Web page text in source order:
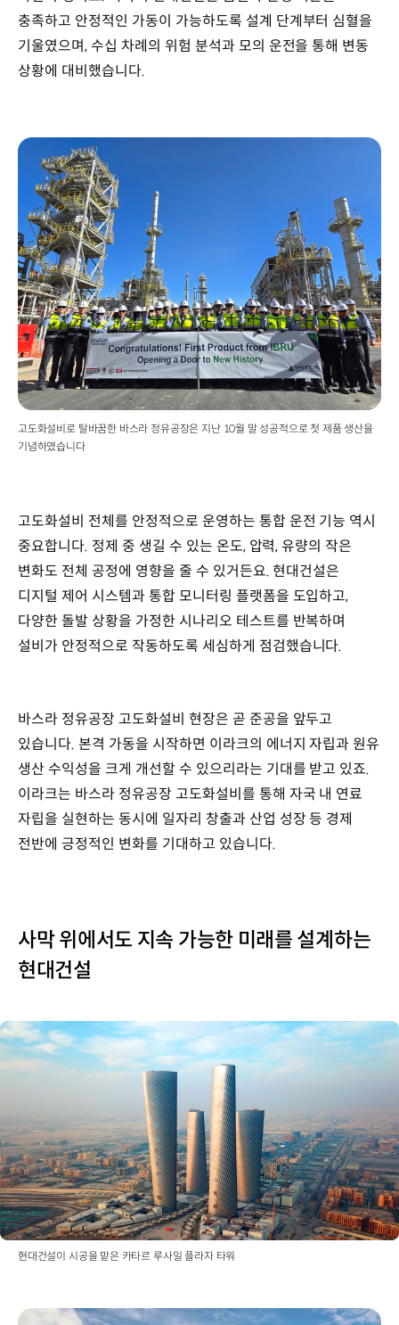
충족하고 안정적인 가동이 가능하도록 설계 단계부터 심혈을
기울였으며, 수십 차례의 위험 분석과 모의 운전을 통해 변동
상황에 대비했습니다.
고도화설비로 탈바꿈한 바스라 정유공장은 지난 10월 말 성공적으로 첫 제품 생산을
기념하였습니다
고도화설비 전체를 안정적으로 운영하는 통합 운전 기능 역시
중요합니다. 정제 중 생길 수 있는 온도, 압력, 유량의 작은
변화도 전체 공정에 영향을 줄 수 있거든요. 현대건설은
디지털 제어 시스템과 통합 모니터링 플랫폼을 도입하고,
다양한 돌발 상황을 가정한 시나리오 테스트를 반복하며
설비가 안정적으로 작동하도록 세심하게 점검했습니다.
바스라 정유공장 고도화설비 현장은 곧 준공을 앞두고
있습니다. 본격 가동을 시작하면 이라크의 에너지 자립과 원유
생산 수익성을 크게 개선할 수 있으리라는 기대를 받고 있죠.
이라크는 바스라 정유공장 고도화설비를 통해 자국 내 연료
자립을 실현하는 동시에 일자리 창출과 산업 성장 등 경제
전반에 긍정적인 변화를 기대하고 있습니다.
사막 위에서도 지속 가능한 미래를 설계하는
현대건설
현대건설이 시공을 맡은 카타르 루사일 플라자 타워